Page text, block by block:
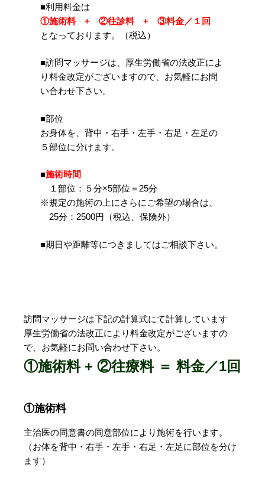
■利用料金は
①施術料 + ②往診料 + ③料金／１回
となっております。（税込）
■訪問マッサージは、厚生労働省の法改正によ
り料金改定がございますので、お気軽にお問
い合わせ下さい。
■部位
お身体を、背中・右手・左手・右足・左足の
５部位に分けます。
■施術時間
１部位：５分×5部位＝25分
※規定の施術の上にさらにご希望の場合は、
25分：2500円（税込、保険外）
■期日や距離等につきましてはご相談下さい。
訪問マッサージは下記の計算式にて計算しています
厚生労働省の法改正により料金改定がございますの
で、お気軽にお問い合わせ下さい。
①施術料 + ②往療料 ＝ 料金／1回
①施術料
主治医の同意書の同意部位により施術を行います。
（お体を背中・右手・左手・右足・左足に部位を分け
ます）